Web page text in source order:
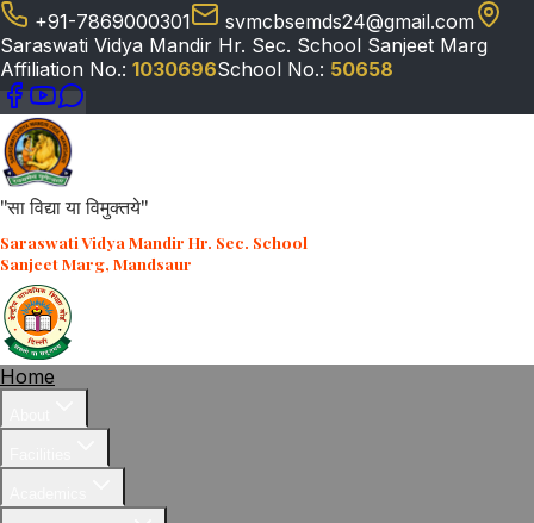
+91-7869000301
svmcbsemds24@gmail.com
Saraswati Vidya Mandir Hr. Sec. School Sanjeet Marg
Affiliation No.: 1030696School No.: 50658
"सा विद्या या विमुक्तये"
Saraswati Vidya Mandir Hr. Sec. School
Sanjeet Marg, Mandsaur
Home